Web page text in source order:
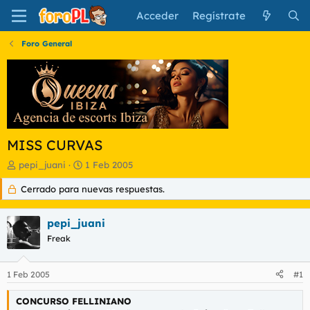
Acceder Regístrate
Foro General
MISS CURVAS
I
n
c
i
d
o
r
d
e
l
pepi_juani
F
e
c
h
d
n
c
i
1 Feb 2005
Cerrado para nuevas respuestas.
pepi_juani
Freak
1 Feb 2005 #1
CONCURSO FELLINIANO